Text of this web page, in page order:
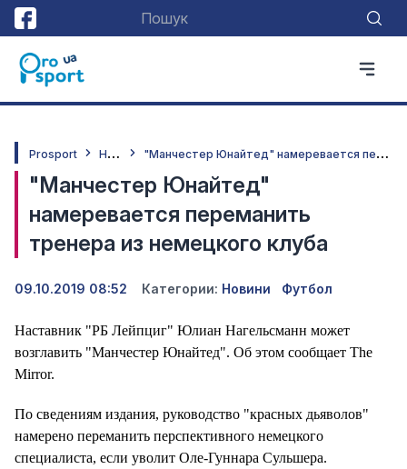
Prosport Н
овини "
Манчестер Юнайтед" намеревается переманить тренера из немецкого клуба
"Манчестер Юнайтед"
намеревается переманить
тренера из немецкого клуба
09.10.2019 08:52 Категории: Новини Футбол
Наставник "РБ Лейпциг" Юлиан Нагельсманн может
возглавить "Манчестер Юнайтед". Об этом сообщает The
Mirror.
По сведениям издания, руководство "красных дьяволов"
намерено переманить перспективного немецкого
специалиста, если уволит Оле-Гуннара Сульшера.